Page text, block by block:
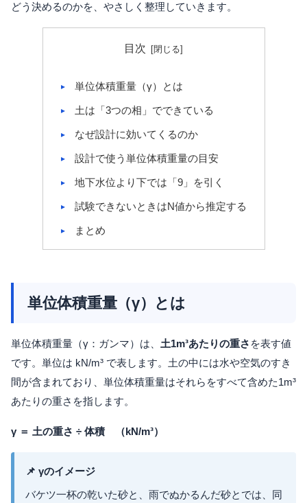
どう決めるのかを、やさしく整理していきます。
目次
単位体積重量（γ）とは
土は「3つの相」でできている
なぜ設計に効いてくるのか
設計で使う単位体積重量の目安
地下水位より下では「9」を引く
試験できないときはN値から推定する
まとめ
単位体積重量（γ）とは
単位体積重量（γ：ガンマ）は、 土1m³あたりの重さ を表す値
です。単位は kN/m³ で表します。土の中には水や空気のすき
間が含まれており、単位体積重量はそれらをすべて含めた1m³
あたりの重さを指します。
γ ＝ 土の重さ ÷ 体積 （kN/m³）
📌 γのイメージ
バケツ一杯の乾いた砂と、雨でぬかるんだ砂とでは、同